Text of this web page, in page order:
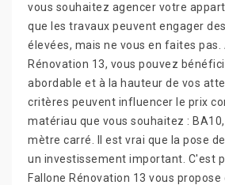
vous souhaitez agencer votre
que les travaux peuvent engager
élevées, mais ne vous en faites pas.
Rénovation 13, vous pouvez
abordable et à la hauteur de vos
critères peuvent influencer le prix
matériau que vous souhaitez :
mètre carré. Il est vrai que la pose
un investissement important. C'est
Fallone Rénovation 13 vous